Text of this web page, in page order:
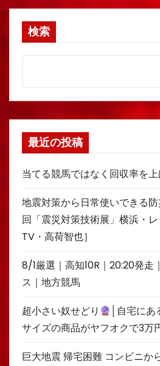
検索
最近の投稿
当てる競馬ではなく回収率を
地震対策から日常使いできる
回「震災対策技術展」横浜・
TV・高荷智也］
8/1厳選｜高知10R｜20:20発走
ス｜地方競馬
超小さい奴せどり
│自宅に
サイズの商品がヤフオクで3万
巨大地震 帰宅困難 コンビニか